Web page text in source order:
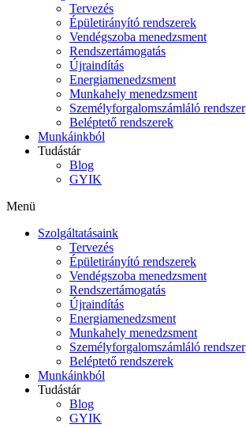
Tervezés
Épületirányító rendszerek
Vendégszoba menedzsment
Rendszertámogatás
Újraindítás
Energiamenedzsment
Munkahely menedzsment
Személyforgalomszámláló rendszer
Beléptető rendszerek
Munkáinkból
Tudástár
Blog
GYIK
Menü
Szolgáltatásaink
Tervezés
Épületirányító rendszerek
Vendégszoba menedzsment
Rendszertámogatás
Újraindítás
Energiamenedzsment
Munkahely menedzsment
Személyforgalomszámláló rendszer
Beléptető rendszerek
Munkáinkból
Tudástár
Blog
GYIK